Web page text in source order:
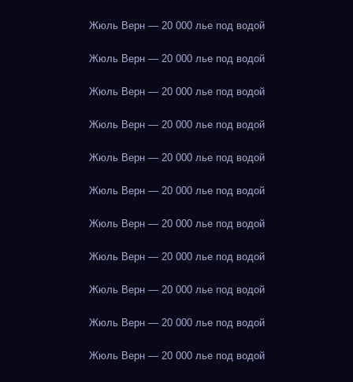
Жюль Верн — 20 000 лье под водой
Жюль Верн — 20 000 лье под водой
Жюль Верн — 20 000 лье под водой
Жюль Верн — 20 000 лье под водой
Жюль Верн — 20 000 лье под водой
Жюль Верн — 20 000 лье под водой
Жюль Верн — 20 000 лье под водой
Жюль Верн — 20 000 лье под водой
Жюль Верн — 20 000 лье под водой
Жюль Верн — 20 000 лье под водой
Жюль Верн — 20 000 лье под водой